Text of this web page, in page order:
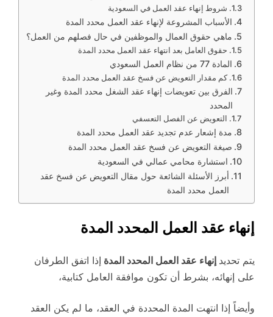
شروط إنهاء عقد العمل في السعودية
الأسباب المشروعة لإنهاء عقد العمل محدد المدة
ماهي حقوق العمال والموظفين في حال فصلهم من العمل؟
حقوق العامل بعد انتهاء عقد العمل محدد المدة
المادة 77 من نظام العمل السعودي
كم مقدار التعويض عن فسخ عقد العمل محدد المدة
الفرق بين تعويضات إنهاء عقد الشغل محدد المدة وغير
المحدد
التعويض عن الفصل التعسفي
مدة إشعار عدم تجديد عقد العمل محدد المدة
صيغة التعويض عن فسخ عقد العمل محدد المدة
استشارة محامي عمالي في السعودية
أبرز الأسئلة الشائعة حول مقال التعويض عن فسخ عقد
العمل محدد المدة
إنهاء عقد العمل المحدد المدة
يتم تحديد إنهاء عقد العمل المحدد المدة إذا اتفق الطرفان
على إنهائه، بشرط أن تكون موافقة العامل كتابية،
وأيضاً إذا انتهت المدة المحددة في العقد، ما لم يكن العقد